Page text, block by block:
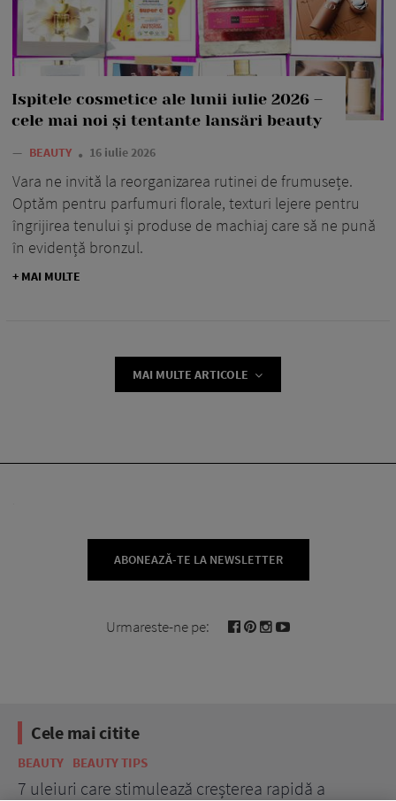
Ispitele cosmetice ale lunii iulie 2026 –
cele mai noi și tentante lansări beauty
— BEAUTY 16 iulie 2026
Vara ne invită la reorganizarea rutinei de frumusețe.
Optăm pentru parfumuri florale, texturi lejere pentru
îngrijirea tenului și produse de machiaj care să ne pună
în evidență bronzul.
+ MAI MULTE
MAI MULTE ARTICOLE
ABONEAZĂ-TE LA NEWSLETTER
Urmareste-ne pe:
Cele mai citite
BEAUTY BEAUTY TIPS
7 uleiuri care stimulează creșterea rapidă a